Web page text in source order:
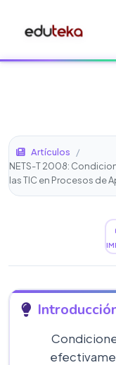
Artículos
/
NETS-T 2008:
las TIC en Procesos de